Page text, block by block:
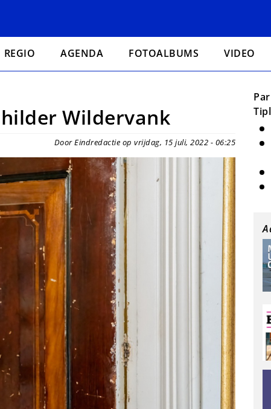
REGIO AGENDA FOTOALBUMS VIDEO
Wildervank
Door Eindredactie op vrijdag, 15 juli, 2022 - 06:25